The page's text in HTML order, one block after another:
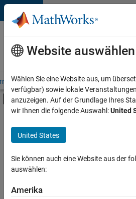
Weiter zum Inhalt
Karriere
bei
MathWorks
– Übersicht Stellensuche
Umschaltung für Off-
Hauptinhalt
Commercial Sales
Customer Support
Education Sales
Inside Sales
Marketing Communications
+5
Derzeit
Website auswählen
Wählen Sie eine Website aus, um
verfügbar) sowie lokale
anzuzeigen. Auf der Grundlage Ihres
wir Ihnen die folgende Auswahl:United
United States
Sie können auch eine Website aus der
auswählen:
Amerika